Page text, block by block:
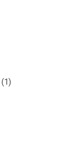
(1)